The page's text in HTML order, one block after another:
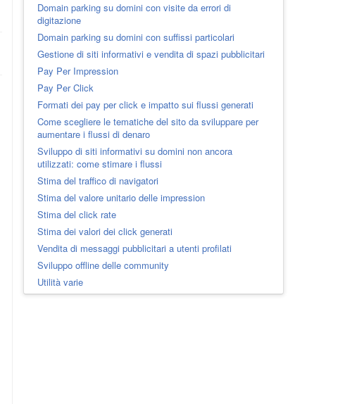
Domain parking su domini con visite da errori di
digitazione
Domain parking su domini con suffissi particolari
Gestione di siti informativi e vendita di spazi pubblicitari
Pay Per Impression
Pay Per Click
Formati dei pay per click e impatto sui flussi generati
Come scegliere le tematiche del sito da sviluppare per
aumentare i flussi di denaro
Sviluppo di siti informativi su domini non ancora
utilizzati: come stimare i flussi
Stima del traffico di navigatori
Stima del valore unitario delle impression
Stima del click rate
Stima dei valori dei click generati
Vendita di messaggi pubblicitari a utenti profilati
Sviluppo offline delle community
Utilità varie